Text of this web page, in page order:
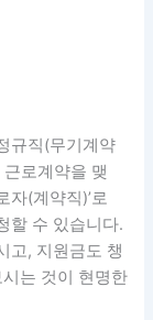
규직(무기계약
로계약을 맺
자(계약직)’로
할 수 있습니다.
고, 지원금도 챙
는 것이 현명한